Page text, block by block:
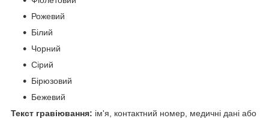
Рожевий
Білий
Чорний
Сірий
Бірюзовий
Бежевий
Текст гравіювання: ім'я, контактний номер, медичні дані або